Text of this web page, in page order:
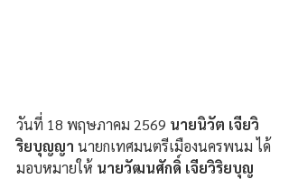
วันที่ 18 พฤษภาคม 2569 นายนิวัต เจียวิ
ริยบุญญา นายกเทศมนตรีเมืองนครพนม ได้
มอบหมายให้ นายวัฒนศักดิ์ เจียวิริยบุญ